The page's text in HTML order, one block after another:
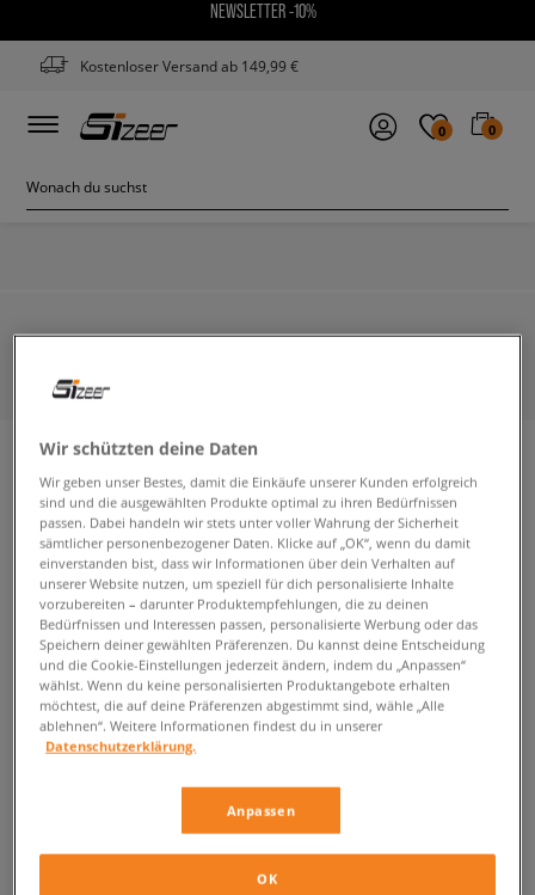
NEWSLETTER -10%
Kostenloser Versand ab 149,99 €
0 0
Hotline:
Mo-Fr
09:00-17:00 Uhr
KUNDENDIENST@SIZEER.DE
RÜCKGABE UND REKLAMATION
ÜBER SIZEER.DE
Wir schützten deine Daten
Wir geben unser Bestes, damit die Einkäufe unserer Kunden erfolgreich
sind und die ausgewählten Produkte optimal zu ihren Bedürfnissen
passen. Dabei handeln wir stets unter voller Wahrung der Sicherheit
sämtlicher personenbezogener Daten. Klicke auf „OK“, wenn du damit
einverstanden bist, dass wir Informationen über dein Verhalten auf
unserer Website nutzen, um speziell für dich personalisierte Inhalte
vorzubereiten – darunter Produktempfehlungen, die zu deinen
Bedürfnissen und Interessen passen, personalisierte Werbung oder das
Speichern deiner gewählten Präferenzen. Du kannst deine Entscheidung
und die Cookie-Einstellungen jederzeit ändern, indem du „Anpassen“
wählst. Wenn du keine personalisierten Produktangebote erhalten
möchtest, die auf deine Präferenzen abgestimmt sind, wähle „Alle
ablehnen“. Weitere Informationen findest du in unserer
Datenschutzerklärung.
Anpassen
OK